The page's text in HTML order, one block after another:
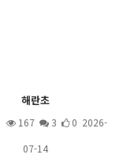
해란초
167 3
0 2026-
07-14